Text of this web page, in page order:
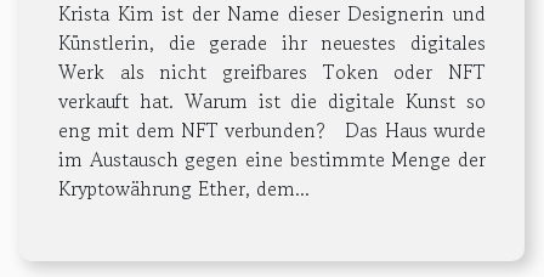
Krista Kim ist der Name dieser Designerin und
Künstlerin, die gerade ihr neuestes digitales
Werk als nicht greifbares Token oder NFT
verkauft hat. Warum ist die digitale Kunst so
eng mit dem NFT verbunden? Das Haus wurde
im Austausch gegen eine bestimmte Menge der
Kryptowährung Ether, dem...